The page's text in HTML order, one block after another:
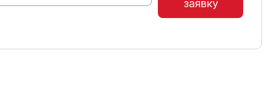
заявку